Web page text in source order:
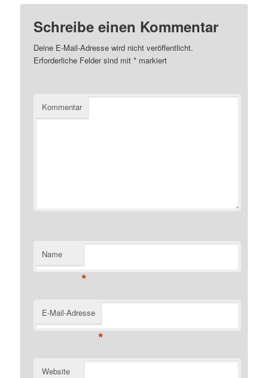
Schreibe einen Kommentar
Deine E-Mail-Adresse wird nicht veröffentlicht.
Erforderliche Felder sind mit* markiert
Kommentar
Name
*
E-Mail-Adresse
*
Website